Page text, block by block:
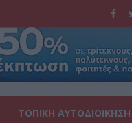
ΤΟΠΙΚΗ ΑΥΤΟΔΙΟΙΚΗΣΗ